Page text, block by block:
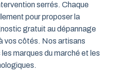
serrés. Chaque
pour proposer la
gratuit au dépannage
vos côtés. Nos artisans
marques du marché et les